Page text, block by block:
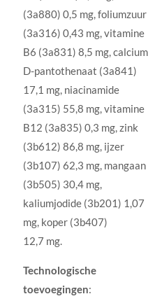
(3a880) 0,5 mg, foliumzuur
(3a316) 0,43 mg, vitamine
B6 (3a831) 8,5 mg, calcium
D-pantothenaat (3a841)
17,1 mg, niacinamide
(3a315) 55,8 mg, vitamine
B12 (3a835) 0,3 mg, zink
(3b612) 86,8 mg, ijzer
(3b107) 62,3 mg, mangaan
(3b505) 30,4 mg,
kaliumjodide (3b201) 1,07
mg, koper (3b407)
12,7 mg.
Technologische
toevoegingen: